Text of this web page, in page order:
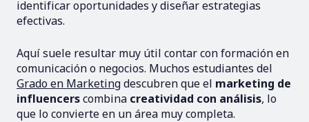
identificar oportunidades y diseñar estrategias
efectivas.
Aquí suele resultar muy útil contar con formación en
comunicación o negocios. Muchos estudiantes del
Grado en Marketingdescubren que el marketing de
influencerscombina creatividad con análisis, lo
que lo convierte en un área muy completa.